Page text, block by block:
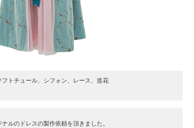
トチュール、シフォン、レース、造花
ルのドレスの製作依頼を頂きました。